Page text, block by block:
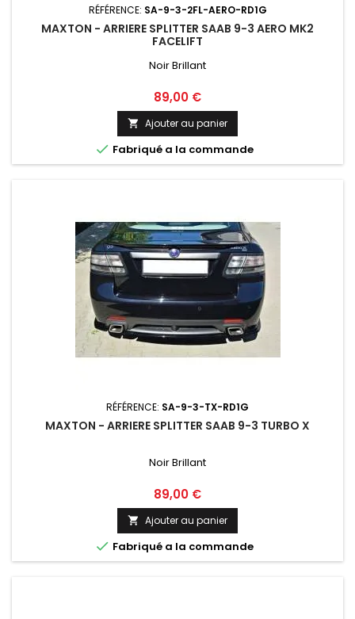
RÉFÉRENCE: SA-9-3-2FL-AERO-RD1G
MAXTON - ARRIERE SPLITTER SAAB 9-3 AERO MK2
FACELIFT
Noir Brillant
Prix
89,00 €
 Ajouter au panier
 Fabriqué a la commande
RÉFÉRENCE: SA-9-3-TX-RD1G
MAXTON - ARRIERE SPLITTER SAAB 9-3 TURBO X
Noir Brillant
Prix
89,00 €
 Ajouter au panier
 Fabriqué a la commande